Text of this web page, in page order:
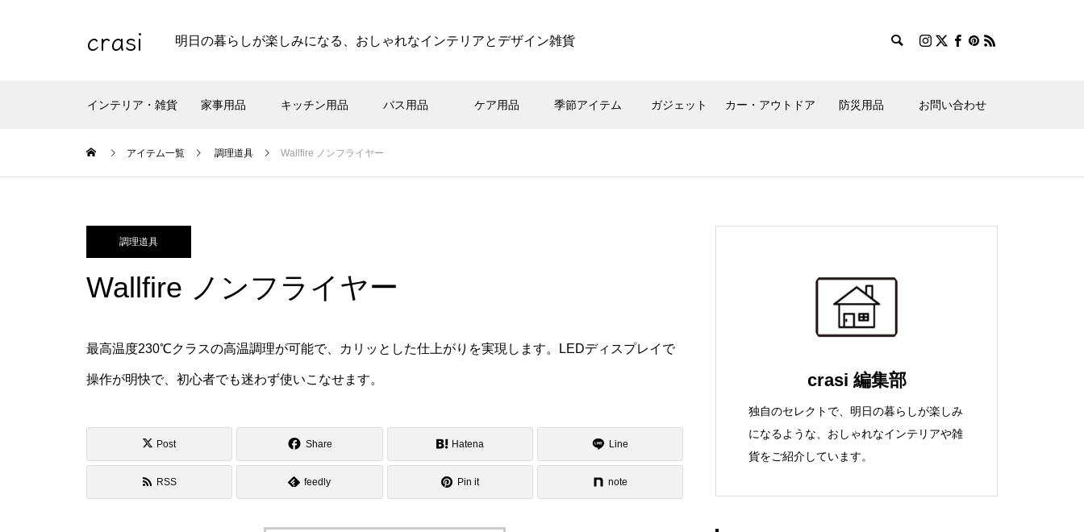
crasi 明日の暮らしが楽しみになる、おしゃれなインテリアとデザイン雑貨
インテリア・雑貨 家事用品 キッチン用品 バス用品 ケア用品 季節アイテム ガジェット カー・アウトドア 防災用品 お問い合わせ
アイテム一覧 調理道具 Wallfire ノンフライヤー
調理道具
Wallfire ノンフライヤー
最高温度230℃クラスの高温調理が可能で、カリッとした仕上がりを実現します。LEDディスプレイで
操作が明快で、初心者でも迷わず使いこなせます。
Post Share Hatena Line
RSS feedly Pin it note
crasi 編集部
独自のセレクトで、明日の暮らしが楽しみ
になるような、おしゃれなインテリアや雑
貨をご紹介しています。